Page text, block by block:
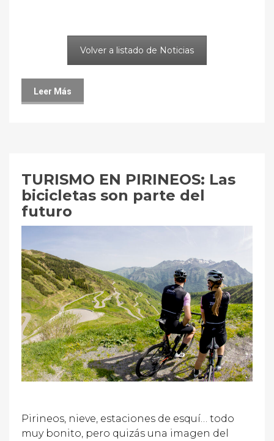
Volver a listado de Noticias
Leer Más
TURISMO EN PIRINEOS: Las
bicicletas son parte del
futuro
Pirineos, nieve, estaciones de esquí… todo
muy bonito, pero quizás una imagen del